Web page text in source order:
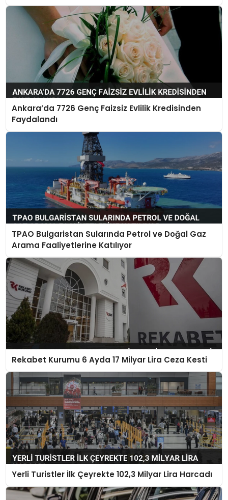
Ankara’da 7726 Genç Faizsiz Evlilik Kredisinden
Faydalandı
TPAO Bulgaristan Sularında Petrol ve Doğal Gaz
Arama Faaliyetlerine Katılıyor
Rekabet Kurumu 6 Ayda 17 Milyar Lira Ceza Kesti
Yerli Turistler İlk Çeyrekte 102,3 Milyar Lira Harcadı